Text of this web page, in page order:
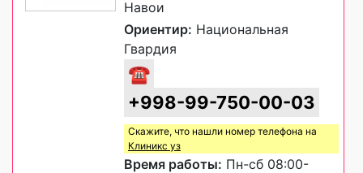
Навои
Ориентир: Национальная
Гвардия
☎
+998-99-750-00-03
Скажите, что нашли номер телефона на
Клиникс уз
Время работы: Пн-сб 08:00-